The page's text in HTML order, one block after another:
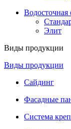
Водосточная
Элит
Виды продукции
Виды продукции
Сайдинг
Фасадные
Система